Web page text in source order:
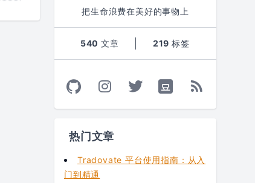
把生命浪费在美好的事物上
540文章 219标签
热门文章
Tradovate 平台使用指南：从入
门到精通